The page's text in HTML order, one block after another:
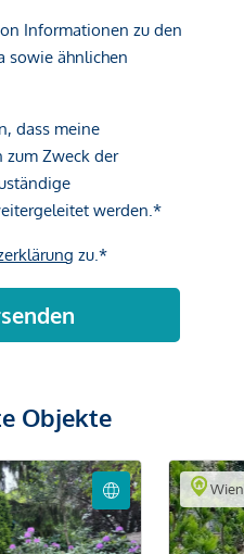
Objekte
Wien